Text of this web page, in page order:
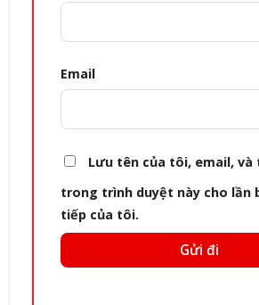
Email
Lưu tên của tôi, email, và
trong trình duyệt này cho lần
tiếp của tôi.